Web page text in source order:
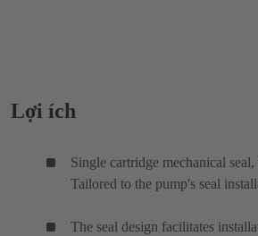
Lợi ích
Single cartridge mechanical
Tailored to the pump's seal
The seal design facilitates